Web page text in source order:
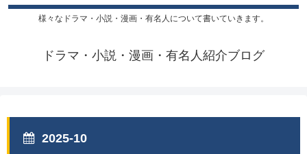
様々なドラマ・小説・漫画・有名人について書いていきます。
ドラマ・小説・漫画・有名人紹介ブログ
2025-10